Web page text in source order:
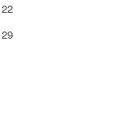
22
29